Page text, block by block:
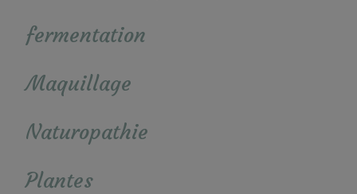
fermentation
Maquillage
Naturopathie
Plantes